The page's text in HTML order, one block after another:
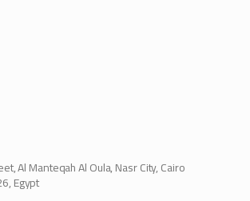
Al Manteqah Al Oula, Nasr City, Cairo
Egypt